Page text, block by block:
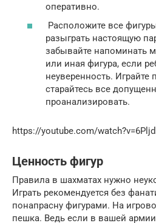
оперативно.
Расположите все
разыграть настоящую
забывайте напоминать
или иная фигура, если
неуверенность.
старайтесь все
проанализировать.
https://youtube.com/
Ценность фигур
Правила в шахматах нужно
Играть рекомендуется без
понапрасну фигурами. На
пешка. Ведь если в вашей